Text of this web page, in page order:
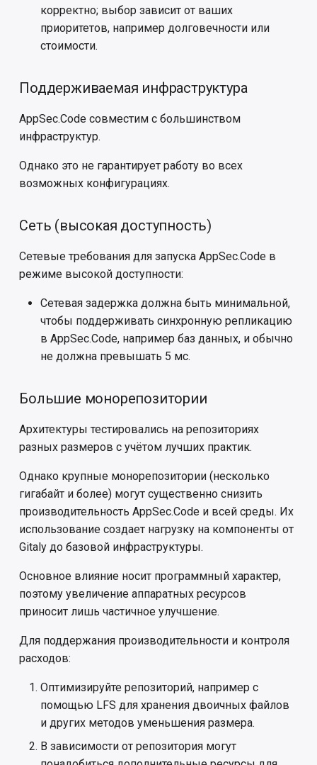
корректно; выбор зависит от ваших
приоритетов, например долговечности или
стоимости.
Поддерживаемая инфраструктура
AppSec.Code совместим с большинством
инфраструктур.
Однако это не гарантирует работу во всех
возможных конфигурациях.
Сеть (высокая доступность)
Сетевые требования для запуска AppSec.Code в
режиме высокой доступности:
Сетевая задержка должна быть минимальной,
чтобы поддерживать синхронную репликацию
в AppSec.Code, например баз данных, и обычно
не должна превышать 5 мс.
Большие монорепозитории
Архитектуры тестировались на репозиториях
разных размеров с учётом лучших практик.
Однако крупные монорепозитории (несколько
гигабайт и более) могут существенно снизить
производительность AppSec.Code и всей среды. Их
использование создает нагрузку на компоненты от
Gitaly до базовой инфраструктуры.
Основное влияние носит программный характер,
поэтому увеличение аппаратных ресурсов
приносит лишь частичное улучшение.
Для поддержания производительности и контроля
расходов:
Оптимизируйте репозиторий, например с
помощью LFS для хранения двоичных файлов
и других методов уменьшения размера.
В зависимости от репозитория могут